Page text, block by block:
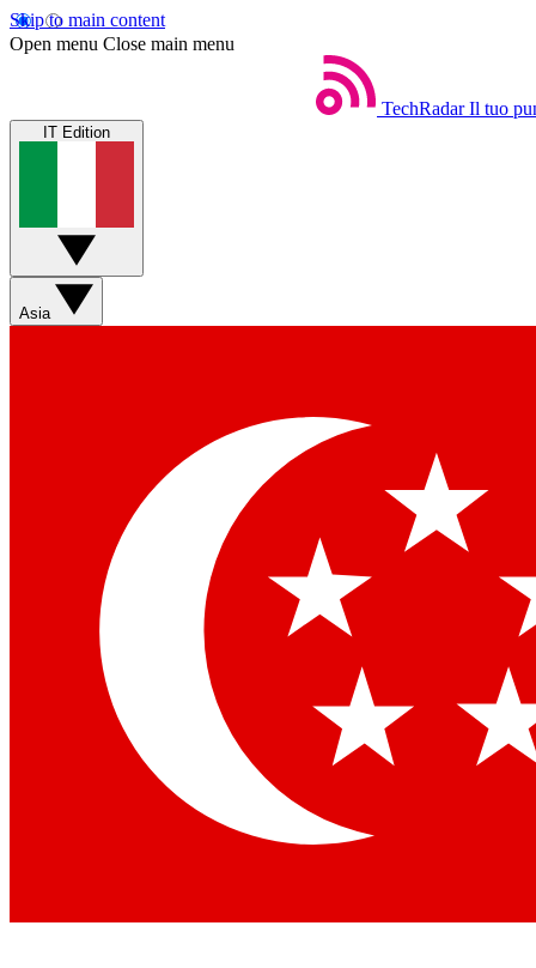
Skip to main content
Open menu Close main menu
TechRadar Il tuo
IT Edition
Asia